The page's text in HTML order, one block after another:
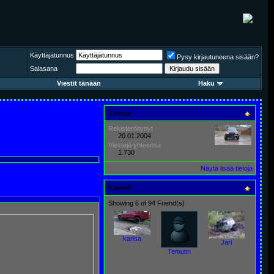
Käyttäjätunnus
Pysy kirjautuneena sisään?
Salasana
Viestit tänään Haku
Tietoja
Rekisteröitynyt
20.01.2004
Viestejä yhteensä
1.730
Näytä lisää tietoja
Kaverit
Showing 6 of 94 Friend(s)
karisa
Temutin
Jari